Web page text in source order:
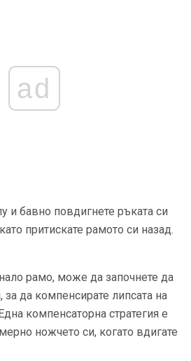
ad
и бавно повдигнете ръката си
притискате рамото си назад.
рамо, може да започнете да
за да компенсирате липсата на
компенсаторна стратегия е
ножчето си, когато вдигате